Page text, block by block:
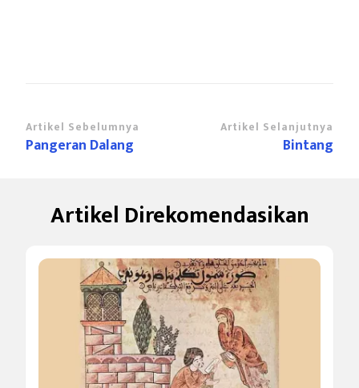
Navigasi
Artikel
Artikel Sebelumnya
Pangeran Dalang
Artikel Selanjutnya
Bintang
Artikel Direkomendasikan